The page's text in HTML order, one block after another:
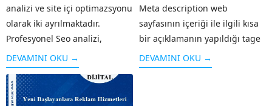
analizi ve site içi optimazsyonu
olarak iki ayrılmaktadır.
Profesyonel Seo analizi,
sitenizi ilk önce mevcut hali ile
analiz etmekten geçmektedir.
Rakiplerinizin tespit edilmesi,
sektör ve durumuz,
DEVAMINI OKU →
Meta description web
sayfasının içeriği ile ilgili kısa
bir açıklamanın yapıldığı tage
verilen isimdir. Meta eklentisi,
Meta tag ya da Türkçe ismi
DEVAMINI OKU →